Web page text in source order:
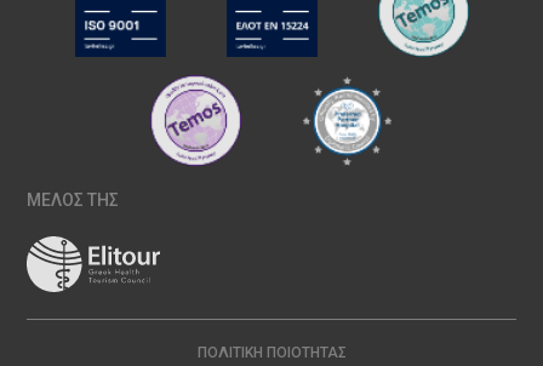
ΜΕΛΟΣ ΤΗΣ
ΠΟΛΙΤΙΚΉ ΠΟΙΌΤΗΤΑΣ